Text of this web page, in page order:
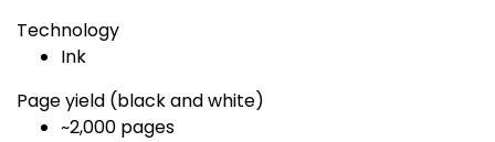
Technology
Ink
Page yield (black and white)
~2,000 pages